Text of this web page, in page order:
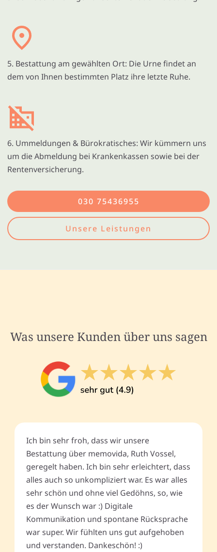
5. Bestattung am gewählten Ort: Die Urne findet an
dem von Ihnen bestimmten Platz ihre letzte Ruhe.
6. Ummeldungen & Bürokratisches: Wir kümmern uns
um die Abmeldung bei Krankenkassen sowie bei der
Rentenversicherung.
030 75436955
Unsere Leistungen
Was unsere Kunden über uns sagen
Ich bin sehr froh, dass wir unsere
Bestattung über memovida, Ruth Vossel,
geregelt haben. Ich bin sehr erleichtert, dass
alles auch so unkompliziert war. Es war alles
sehr schön und ohne viel Gedöhns, so, wie
es der Wunsch war :) Digitale
Kommunikation und spontane Rücksprache
war super. Wir fühlten uns gut aufgehoben
und verstanden. Dankeschön! :)